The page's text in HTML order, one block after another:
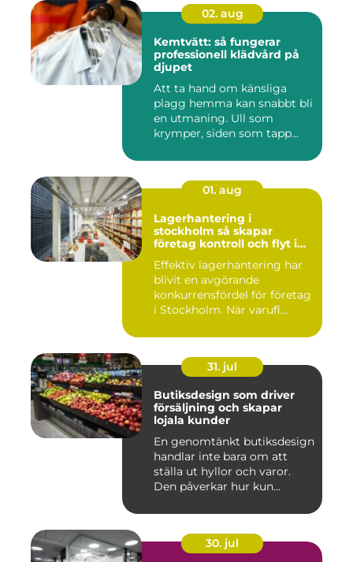
02. aug
Kemtvätt: så fungerar
professionell klädvård på
djupet
Att ta hand om känsliga
plagg hemma kan snabbt bli
en utmaning. Ull som
krymper, siden som tapp...
01. aug
Lagerhantering i
stockholm så skapar
företag kontroll och flyt i
Effektiv lagerhantering har
blivit en avgörande
konkurrensfördel för företag
i Stockholm. När varufl...
31. jul
Butiksdesign som driver
försäljning och skapar
lojala kunder
En genomtänkt butiksdesign
handlar inte bara om att
ställa ut hyllor och varor.
Den påverkar hur kun...
30. jul